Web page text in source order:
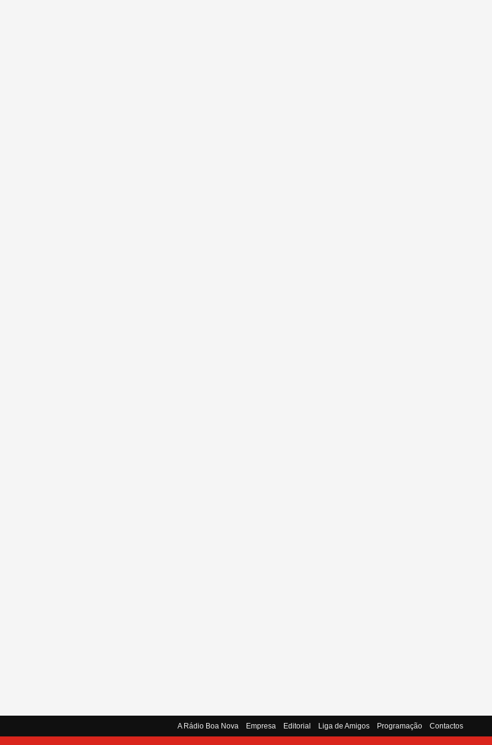
A Rádio Boa Nova Empresa Editorial Liga de Amigos Programação Contactos